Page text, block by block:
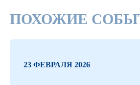
ПОХОЖИЕ
23 ФЕВРАЛЯ 2026